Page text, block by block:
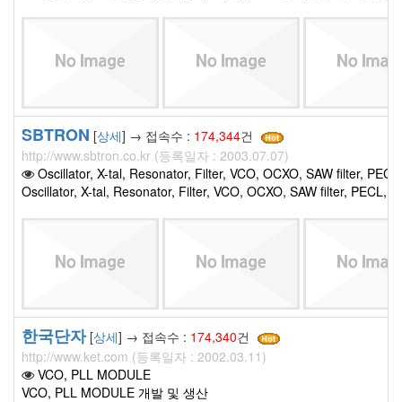
SBTRON [상세] → 접속수 : 174,344건
http://www.sbtron.co.kr (등록일자 : 2003.07.07)
Oscillator, X-tal, Resonator, Filter, VCO, OCXO, SAW filter,
Oscillator, X-tal, Resonator, Filter, VCO, OCXO, SAW filter, PECL,
한국단자[상세] → 접속수 : 174,340건
http://www.ket.com (등록일자 : 2002.03.11)
VCO, PLL MODULE
VCO, PLL MODULE 개발 및 생산